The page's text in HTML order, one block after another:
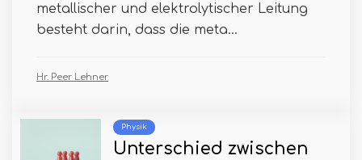
metallischer und elektrolytischer Leitung
besteht darin, dass die meta...
Hr. Peer Lehner
Physik
Unterschied zwischen